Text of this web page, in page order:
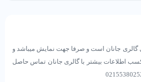
گالری جانان است و صرفا جهت نمایش میباشد و
اطلاعات بیشتر با گالری جانان تماس حاصل